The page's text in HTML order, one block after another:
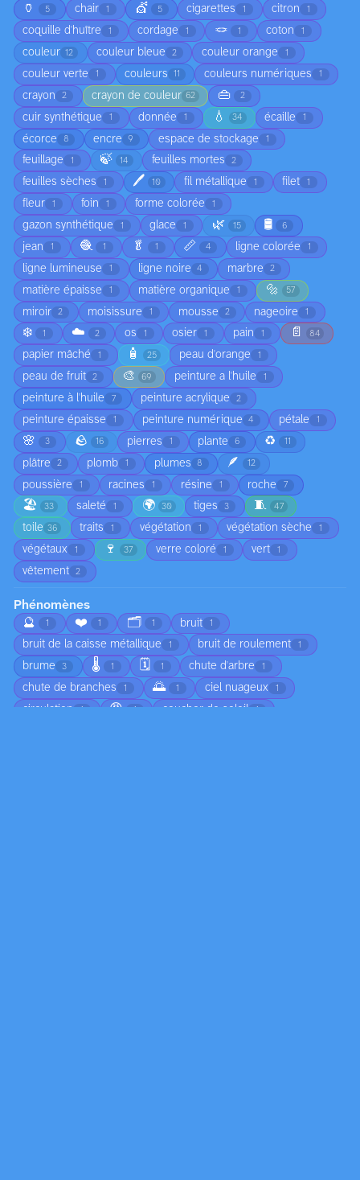
🏺 5 chair 1 💇 5 cigarettes 1 citron 1
coquille d'huître 1 cordage 1 🪢 1 coton 1
couleur 12 couleur bleue 2 couleur orange 1
couleur verte 1 couleurs 11 couleurs numériques 1
crayon 2 crayon de couleur 62 👜 2
cuir synthétique 1 donnée 1 💧 34 écaille 1
écorce 8 encre 9 espace de stockage 1
feuillage 1 🍃 14 feuilles mortes 2
feuilles sèches 1 🖊️ 10 fil métallique 1 filet 1
fleur 1 foin 1 forme colorée 1
gazon synthétique 1 glace 1 🌿 15 🛢️ 6
jean 1 🧶 1 🥬 1 📏 4 ligne colorée 1
ligne lumineuse 1 ligne noire 4 marbre 2
matière épaisse 1 matière organique 1 🔩 57
miroir 2 moisissure 1 mousse 2 nageoire 1
❄️ 1 ☁️ 2 os 1 osier 1 pain 1 📄 84
papier mâché 1 🧴 25 peau d'orange 1
peau de fruit 2 🎨 69 peinture a l'huile 1
peinture à l'huile 7 peinture acrylique 2
peinture épaisse 1 peinture numérique 4 pétale 1
🌸 3 🪨 16 pierres 1 plante 6 ♻️ 11
plâtre 2 plomb 1 plumes 8 🪶 12
poussière 1 racines 1 résine 1 roche 7
🏖️ 33 saleté 1 🌍 30 tiges 3 🧵 47
toile 36 traits 1 végétation 1 végétation sèche 1
végétaux 1 🍷 37 verre coloré 1 vert 1
vêtement 2
Phénomènes
🔮
1 ❤️ 1 🗂️ 1 bruit 1
bruit de la caisse métallique 1 bruit de roulement 1
brume 3 🌡️ 1 🗓️ 1 chute d'arbre 1
chute de branches 1 🌅 1 ciel nuageux 1
circulation 1 😠 1 coucher de soleil 1